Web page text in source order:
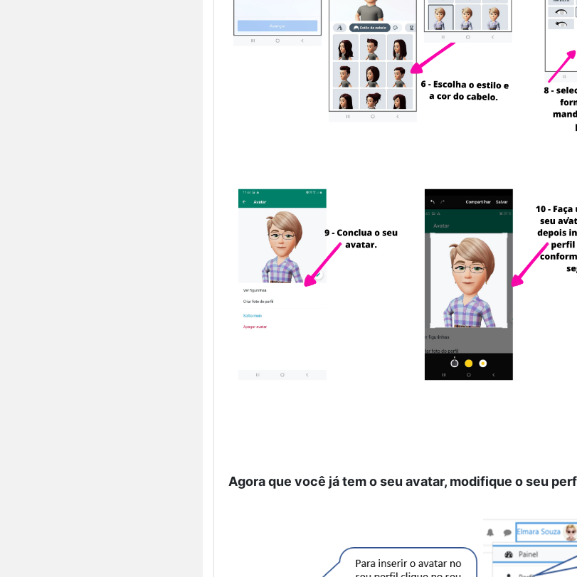
Agora que você já tem o seu avatar, modifique o seu